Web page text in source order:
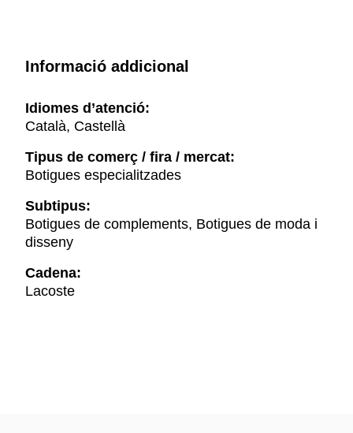
Informació addicional
Idiomes d’atenció:
Català, Castellà
Tipus de comerç / fira / mercat:
Botigues especialitzades
Subtipus:
Botigues de complements, Botigues de moda i
disseny
Cadena:
Lacoste